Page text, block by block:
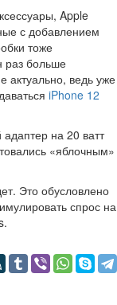
Apple
с добавлением
тоже
раз больше
актуально, ведь уже
iPhone 12
на 20 ватт
«яблочным»
Это обусловлено
спрос на